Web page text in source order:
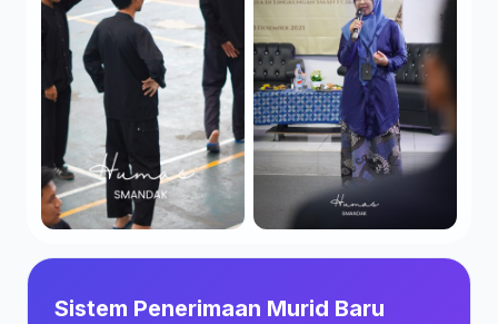
Sistem Penerimaan Murid Baru